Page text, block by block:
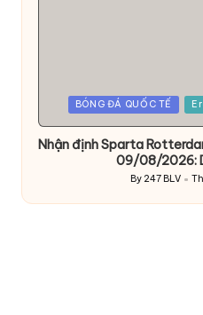
PostedBÓNG ĐÁ QUỐC TẾ
Nhận định Sparta
09/08/2026:
Posted
by
By 247 BLV